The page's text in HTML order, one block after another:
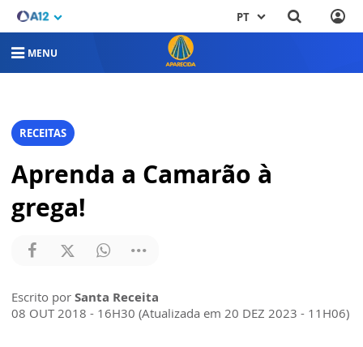
PT
MENU
RECEITAS
Aprenda a Camarão à
grega!
Escrito por Santa Receita
08 OUT 2018 - 16H30 (Atualizada em 20 DEZ 2023 - 11H06)